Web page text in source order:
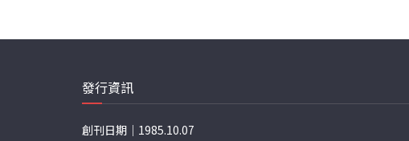
分
頁
發行資訊
創刊日期｜1985.10.07